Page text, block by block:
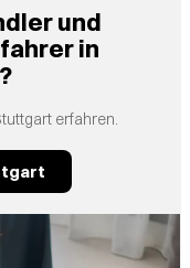
und
in
erfahren.